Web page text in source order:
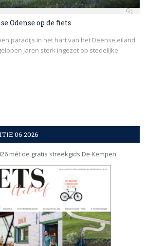
Odense op de fiets
paradijs in het hart van het Deense eiland
jaren sterk ingezet op stedelijke
06 2026
mét de gratis streekgids De Kempen